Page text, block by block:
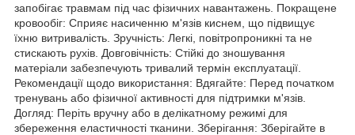
запобігає травмам під час фізичних навантажень. Покращене
кровообіг: Сприяє насиченню м'язів киснем, що підвищує
їхню витривалість. Зручність: Легкі, повітропроникні та не
стискають рухів. Довговічність: Стійкі до зношування
матеріали забезпечують тривалий термін експлуатації.
Рекомендації щодо використання: Вдягайте: Перед початком
тренувань або фізичної активності для підтримки м'язів.
Догляд: Періть вручну або в делікатному режимі для
збереження еластичності тканини. Зберігання: Зберігайте в